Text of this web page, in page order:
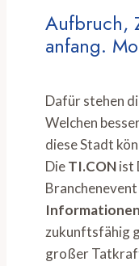
Aufbruch,
anfang.
Dafür stehen
Welchen
diese Stadt
DieTI.CONist
zukunftsfähig
großer